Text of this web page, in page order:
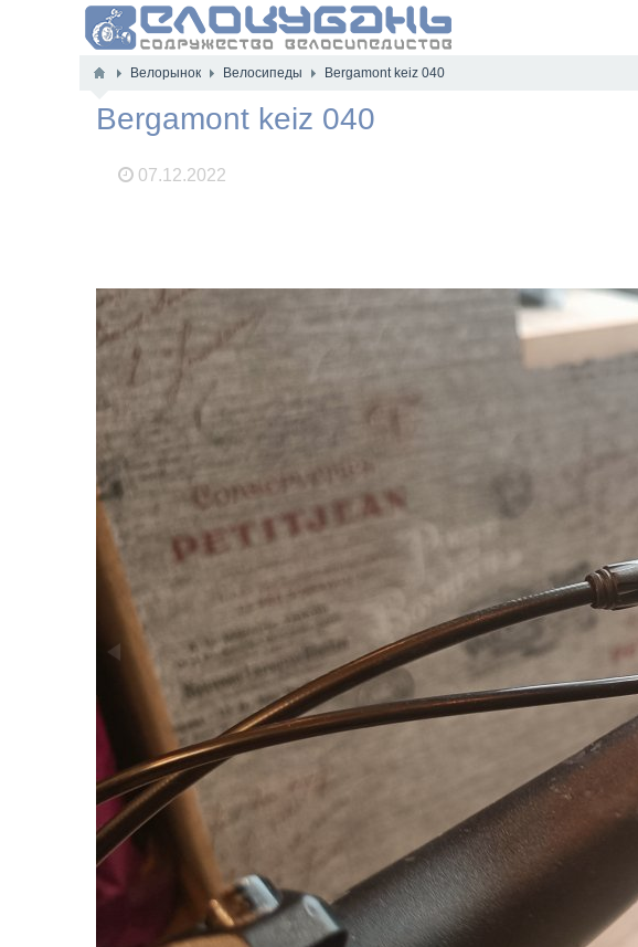
Велорынок Велосипеды Bergamont keiz 040
Bergamont keiz 040
07.12.2022